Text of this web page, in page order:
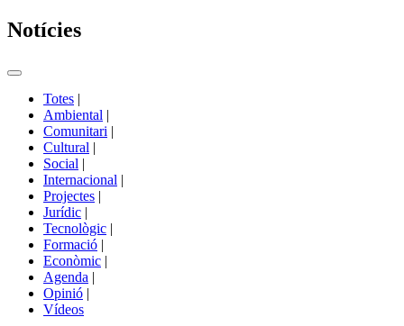
Notícies
Commutador
portals
Totes |
Ambiental |
Comunitari |
Cultural |
Social |
Internacional |
Projectes |
Jurídic |
Tecnològic |
Formació |
Econòmic |
Agenda |
Opinió |
Vídeos